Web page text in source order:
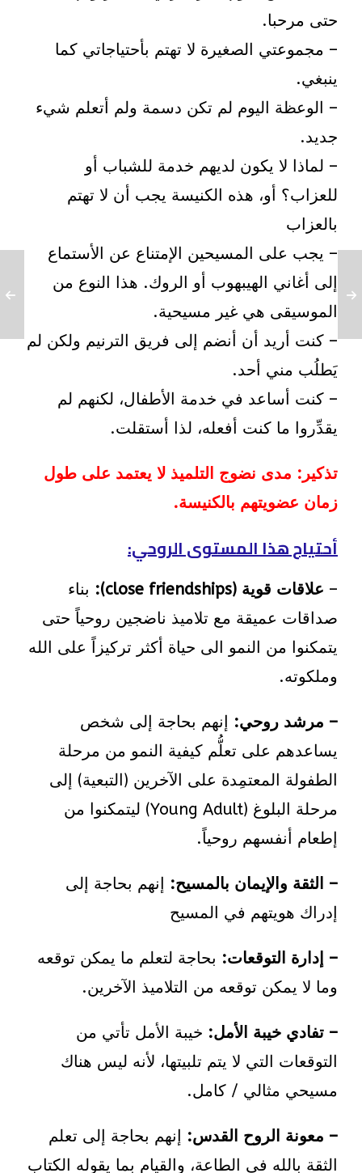
حتى مرحبا.
– مجموعتي الصغيرة لا تهتم بأحتياجاتي كما
ينبغي.
– الوعظة اليوم لم تكن دسمة ولم أتعلم شيء
جديد.
– لماذا لا يكون لديهم خدمة للشباب أو
للعزاب؟ أو، هذه الكنيسة يجب أن لا تهتم
بالعزاب
– يجب على المسيحين الإمتناع عن الأستماع
إلى أغاني الهيبهوب أو الروك. هذا النوع من
الموسيقى هي غير مسيحية.
– كنت أريد أن أنضم إلى فريق الترنيم ولكن لم
يَطلُب مني أحد.
– كنت أساعد في خدمة الأطفال، لكنهم لم
يقدِّروا ما كنت أفعله، لذا أستقلت.
تذكير: مدى نضوج التلميذ لا يعتمد على طول
زمان عضويتهم بالكنيسة.
أحتياج هذا المستوى الروحي:
– علاقات قوية (close friendships):
بناء
صداقات عميقة مع تلاميذ ناضجين روحياً حتى
يتمكنوا من النمو الى حياة أكثر تركيزاً على الله
وملكوته.
– مرشد روحي: إنهم بحاجة إلى شخص
يساعدهم على تعلُّم كيفية النمو من مرحلة
الطفولة المعتمِدة على الآخرين (التبعية) إلى
مرحلة البلوغ (Young Adult) ليتمكنوا من
إطعام أنفسهم روحياً.
– الثقة والإيمان بالمسيح: إنهم بحاجة إلى
إدراك هويتهم في المسيح
– إدارة التوقعات: بحاجة لتعلم ما يمكن توقعه
وما لا يمكن توقعه من التلاميذ الآخرين.
– تفادي خيبة الأمل: خيبة الأمل تأتي من
التوقعات التي لا يتم تلبيتها، لأنه ليس هناك
مسيحي مثالي / كامل.
– معونة الروح القدس: إنهم بحاجة إلى تعلم
الثقة بالله في الطاعة، والقيام بما يقوله الكتاب